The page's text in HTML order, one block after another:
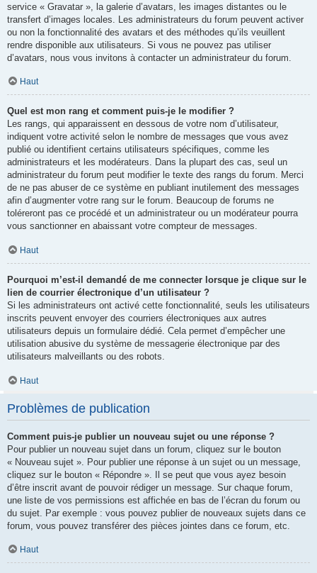
service « Gravatar », la galerie d’avatars, les images distantes ou le
transfert d’images locales. Les administrateurs du forum peuvent activer
ou non la fonctionnalité des avatars et des méthodes qu’ils veuillent
rendre disponible aux utilisateurs. Si vous ne pouvez pas utiliser
d’avatars, nous vous invitons à contacter un administrateur du forum.
Haut
Quel est mon rang et comment puis-je le modifier ?
Les rangs, qui apparaissent en dessous de votre nom d’utilisateur,
indiquent votre activité selon le nombre de messages que vous avez
publié ou identifient certains utilisateurs spécifiques, comme les
administrateurs et les modérateurs. Dans la plupart des cas, seul un
administrateur du forum peut modifier le texte des rangs du forum. Merci
de ne pas abuser de ce système en publiant inutilement des messages
afin d’augmenter votre rang sur le forum. Beaucoup de forums ne
toléreront pas ce procédé et un administrateur ou un modérateur pourra
vous sanctionner en abaissant votre compteur de messages.
Haut
Pourquoi m’est-il demandé de me connecter lorsque je clique sur le
lien de courrier électronique d’un utilisateur ?
Si les administrateurs ont activé cette fonctionnalité, seuls les utilisateurs
inscrits peuvent envoyer des courriers électroniques aux autres
utilisateurs depuis un formulaire dédié. Cela permet d’empêcher une
utilisation abusive du système de messagerie électronique par des
utilisateurs malveillants ou des robots.
Haut
Problèmes de publication
Comment puis-je publier un nouveau sujet ou une réponse ?
Pour publier un nouveau sujet dans un forum, cliquez sur le bouton
« Nouveau sujet ». Pour publier une réponse à un sujet ou un message,
cliquez sur le bouton « Répondre ». Il se peut que vous ayez besoin
d’être inscrit avant de pouvoir rédiger un message. Sur chaque forum,
une liste de vos permissions est affichée en bas de l’écran du forum ou
du sujet. Par exemple : vous pouvez publier de nouveaux sujets dans ce
forum, vous pouvez transférer des pièces jointes dans ce forum, etc.
Haut